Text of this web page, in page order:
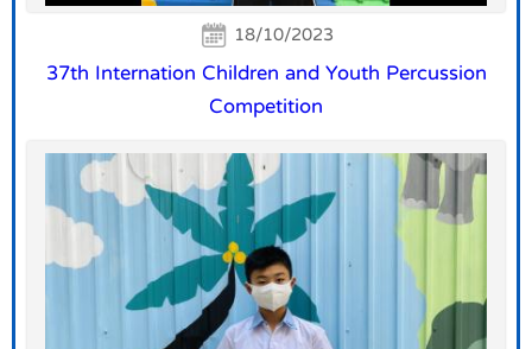
18/10/2023
37th Internation Children and Youth Percussion
Competition